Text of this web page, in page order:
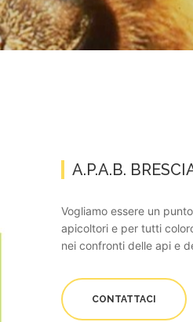
A.P.A.B.
Vogliamo essere un
apicoltori e per tutti
nei confronti delle api e
CONTATTACI